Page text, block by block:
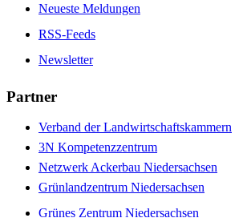
Neueste Meldungen
RSS-Feeds
Newsletter
Partner
Verband der Landwirtschaftskammern
3N Kompetenzzentrum
Netzwerk Ackerbau Niedersachsen
Grünlandzentrum Niedersachsen
Grünes Zentrum Niedersachsen